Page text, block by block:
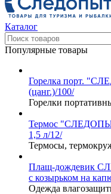
Каталог
Популярные товары
Горелка порт.
(цанг.)/100/
Горелки
Термос
1,5 л/12/
Термосы,
Плащ-дождевик
с козырьком на
Одежда